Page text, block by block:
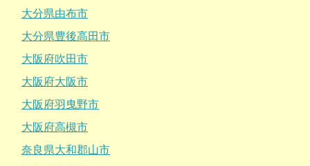
大分県由布市
大分県豊後高田市
大阪府吹田市
大阪府大阪市
大阪府羽曳野市
大阪府高槻市
奈良県大和郡山市